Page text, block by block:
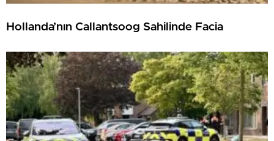
Hollanda’nın Callantsoog Sahilinde Facia